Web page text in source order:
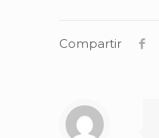
Compartir